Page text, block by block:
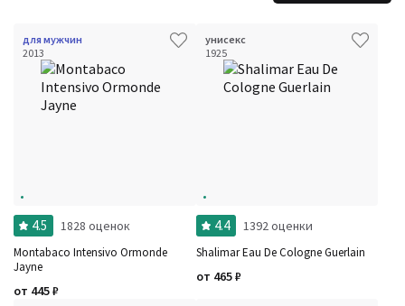
для мужчин
2013
4.5 1828 оценок
Montabaco Intensivo Ormonde
Jayne
от 445₽
унисекс
1925
4.4 1392 оценки
Shalimar Eau De Cologne Guerlain
от 465₽